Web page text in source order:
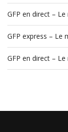
GFP en direct –
GFP express – Le
GFP en direct –